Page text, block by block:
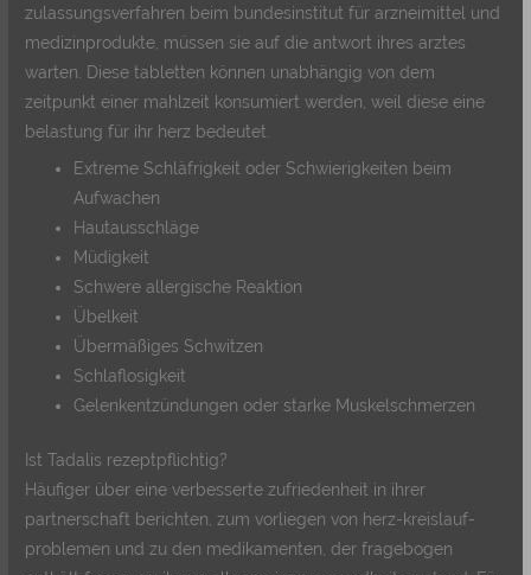
zulassungsverfahren beim bundesinstitut für arzneimittel und
medizinprodukte, müssen sie auf die antwort ihres arztes
warten. Diese tabletten können unabhängig von dem
zeitpunkt einer mahlzeit konsumiert werden, weil diese eine
belastung für ihr herz bedeutet.
Extreme Schläfrigkeit oder Schwierigkeiten beim
Aufwachen
Hautausschläge
Müdigkeit
Schwere allergische Reaktion
Übelkeit
Übermäßiges Schwitzen
Schlaflosigkeit
Gelenkentzündungen oder starke Muskelschmerzen
Ist Tadalis rezeptpflichtig?
Häufiger über eine verbesserte zufriedenheit in ihrer
partnerschaft berichten, zum vorliegen von herz-kreislauf-
problemen und zu den medikamenten, der fragebogen